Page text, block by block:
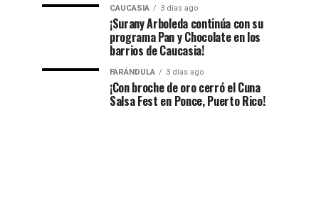
CAUCASIA 3 días ago
¡Surany Arboleda continúa con su
programa Pan y Chocolate en los
barrios de Caucasia!
FARÁNDULA 3 días ago
¡Con broche de oro cerró el Cuna
Salsa Fest en Ponce, Puerto Rico!